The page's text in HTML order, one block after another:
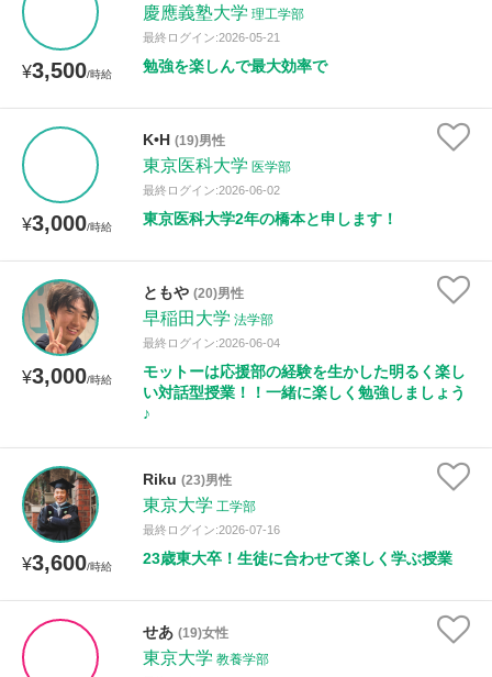
¥3,500/時給
慶應義塾大学 理工学部
最終ログイン:2026-05-21
勉強を楽しんで最大効率で
¥3,000/時給
K•H (19)男性
東京医科大学 医学部
最終ログイン:2026-06-02
東京医科大学2年の橋本と申します！
¥3,000/時給
ともや (20)男性
早稲田大学 法学部
最終ログイン:2026-06-04
モットーは応援部の経験を生かした明るく楽し
い対話型授業！！一緒に楽しく勉強しましょう
♪
¥3,600/時給
Riku (23)男性
東京大学 工学部
最終ログイン:2026-07-16
23歳東大卒！生徒に合わせて楽しく学ぶ授業
せあ (19)女性
東京大学 教養学部